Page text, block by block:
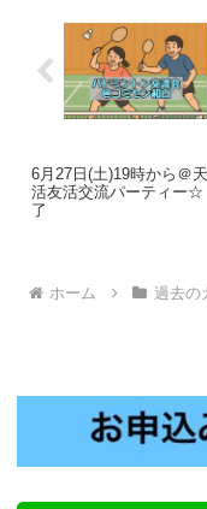
6月27日(土)19時から＠
活友活交流パーティー☆
了
ホーム 過去の